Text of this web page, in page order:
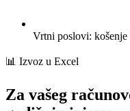
Vrtni poslovi:
📊 Izvoz u Excel
Za vašeg